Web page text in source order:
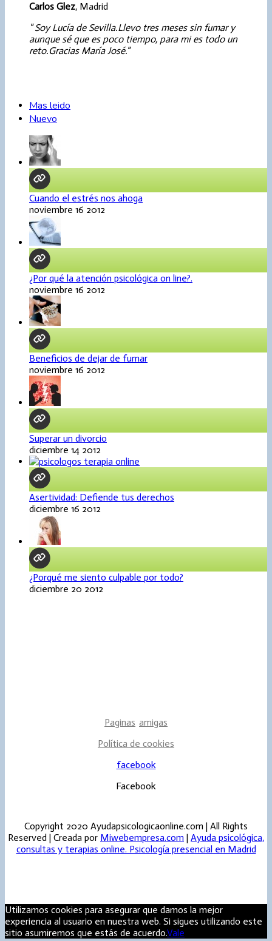
Carlos Glez, Madrid
Soy Lucía de Sevilla.Llevo tres meses sin fumar y
aunque sé que es poco tiempo, para mi es todo un
reto.Gracias María José.
Mas leido
Nuevo
Cuando el estrés nos ahoga
noviembre 16 2012
¿Por qué la atención psicológica on line?.
noviembre 16 2012
Beneficios de dejar de fumar
noviembre 16 2012
Superar un divorcio
diciembre 14 2012
Asertividad: Defiende tus derechos
diciembre 16 2012
¿Porqué me siento culpable por todo?
diciembre 20 2012
Paginas amigas
Política de cookies
facebook
Facebook
Copyright 2020 Ayudapsicologicaonline.com | All Rights
Reserved | Creada por Miwebempresa.com | Ayuda psicológica,
consultas y terapias online. Psicología presencial en Madrid
Utilizamos cookies para asegurar que damos la mejor
experiencia al usuario en nuestra web. Si sigues utilizando este
sitio asumiremos que estás de acuerdo.Vale